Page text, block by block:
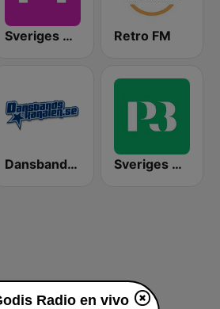
Sveriges Radio P4 Stockholm Retro FM
Dansbandskanalen Sveriges Radio P3
Radio en vivo